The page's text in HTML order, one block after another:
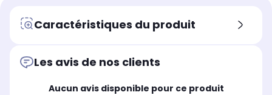
Caractéristiques du produit
Les avis de nos clients
Aucun avis disponible pour ce produit